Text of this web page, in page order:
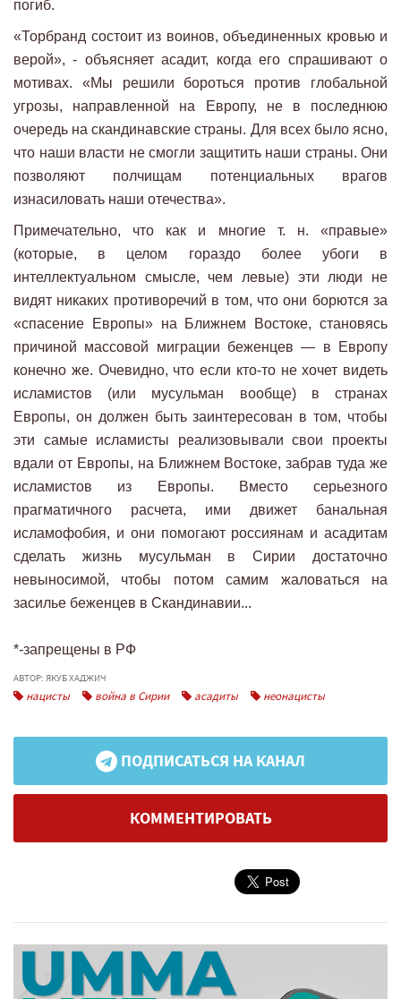
погиб.
«Торбранд состоит из воинов, объединенных кровью и
верой», - объясняет асадит, когда его спрашивают о
мотивах. «Мы решили бороться против глобальной
угрозы, направленной на Европу, не в последнюю
очередь на скандинавские страны. Для всех было ясно,
что наши власти не смогли защитить наши страны. Они
позволяют полчищам потенциальных врагов
изнасиловать наши отечества».
Примечательно, что как и многие т. н. «правые»
(которые, в целом гораздо более убоги в
интеллектуальном смысле, чем левые) эти люди не
видят никаких противоречий в том, что они борются за
«спасение Европы» на Ближнем Востоке, становясь
причиной массовой миграции беженцев — в Европу
конечно же. Очевидно, что если кто-то не хочет видеть
исламистов (или мусульман вообще) в странах
Европы, он должен быть заинтересован в том, чтобы
эти самые исламисты реализовывали свои проекты
вдали от Европы, на Ближнем Востоке, забрав туда же
исламистов из Европы. Вместо серьезного
прагматичного расчета, ими движет банальная
исламофобия, и они помогают россиянам и асадитам
сделать жизнь мусульман в Сирии достаточно
невыносимой, чтобы потом самим жаловаться на
засилье беженцев в Скандинавии...
*-запрещены в РФ
АВТОР: ЯКУБ ХАДЖИЧ
нацисты война в Сирии асадиты неонацисты
ПОДПИСАТЬСЯ НА КАНАЛ
КОММЕНТИРОВАТЬ